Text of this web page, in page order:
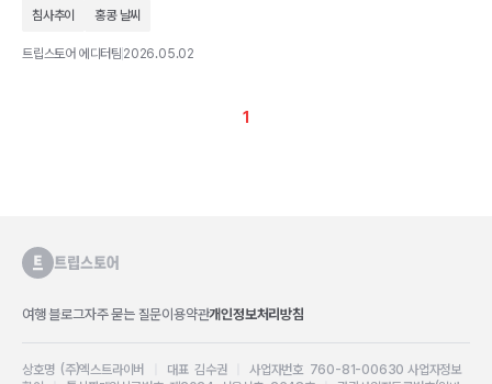
침사추이 홍콩 날씨
트립스토어 에디터팀 2026.05.02
1
여행 블로그자주 묻는 질문이용약관개인정보처리방침
상호명 (주)엑스트라이버 대표 김수권 |사업자번호 760-81-00630 사업자정보